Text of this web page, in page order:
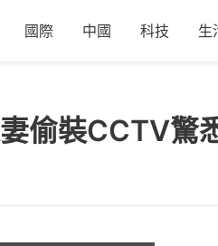
國際 中國 科技 生
偷裝CCTV驚